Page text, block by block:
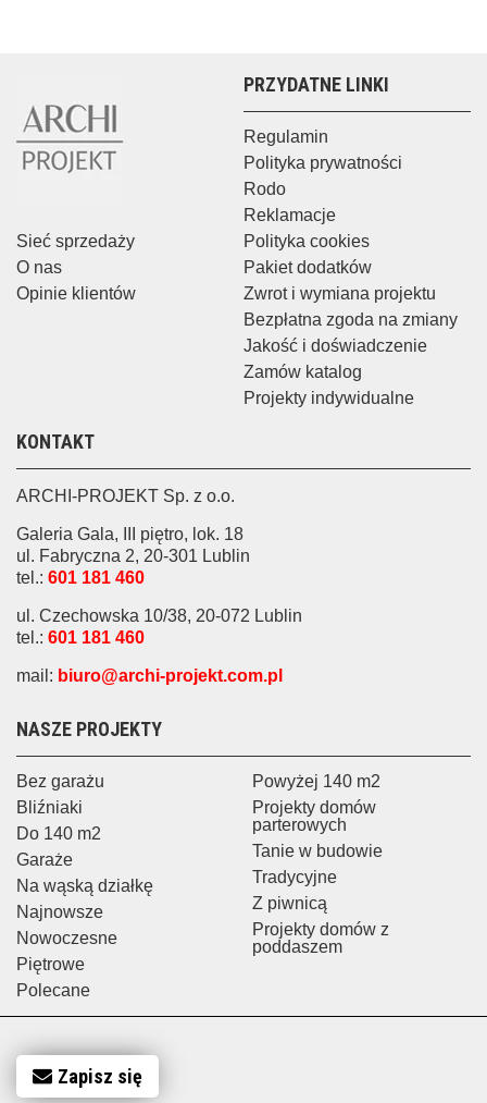
Sieć sprzedaży
O nas
Opinie klientów
PRZYDATNE LINKI
Regulamin
Polityka prywatności
Rodo
Reklamacje
Polityka cookies
Pakiet dodatków
Zwrot i wymiana projektu
Bezpłatna zgoda na zmiany
Jakość i doświadczenie
Zamów katalog
Projekty indywidualne
NASZE PROJEKTY
Bez garażu
Bliźniaki
Do 140 m2
Garaże
Na wąską działkę
Najnowsze
Nowoczesne
Piętrowe
Polecane
Powyżej 140 m2
Projekty domów
parterowych
Tanie w budowie
Tradycyjne
Z piwnicą
Projekty domów z
poddaszem
KONTAKT
ARCHI-PROJEKT Sp. z o.o.
Galeria Gala, III piętro, lok. 18
ul. Fabryczna 2, 20-301 Lublin
tel.: 601 181 460
ul. Czechowska 10/38, 20-072 Lublin
tel.: 601 181 460
mail: biuro@archi-projekt.com.pl
Zapisz się